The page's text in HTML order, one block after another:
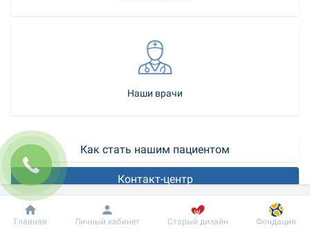
Наши врачи
Как стать нашим пациентом
Контакт-центр
Аденоиды – симптомы и лечение
Добробут Информация Пациенту
Главная Личный кабинет Старый дизайн Фондация